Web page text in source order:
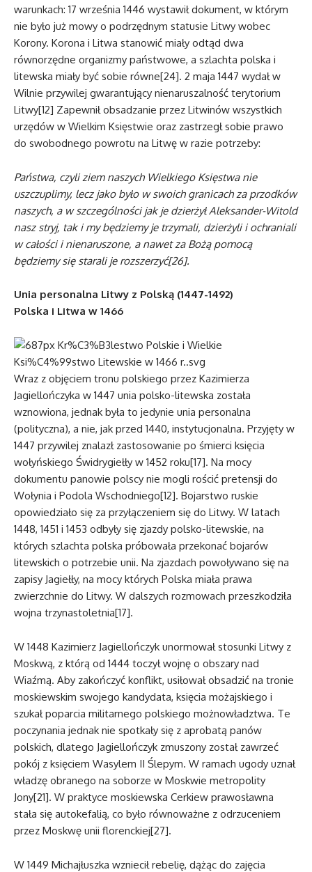
warunkach: 17 września 1446 wystawił dokument, w którym
nie było już mowy o podrzędnym statusie Litwy wobec
Korony. Korona i Litwa stanowić miały odtąd dwa
równorzędne organizmy państwowe, a szlachta polska i
litewska miały być sobie równe[24]. 2 maja 1447 wydał w
Wilnie przywilej gwarantujący nienaruszalność terytorium
Litwy[12] Zapewnił obsadzanie przez Litwinów wszystkich
urzędów w Wielkim Księstwie oraz zastrzegł sobie prawo
do swobodnego powrotu na Litwę w razie potrzeby:
Państwa, czyli ziem naszych Wielkiego Księstwa nie
uszczuplimy, lecz jako było w swoich granicach za przodków
naszych, a w szczególności jak je dzierżył Aleksander-Witold
nasz stryj, tak i my będziemy je trzymali, dzierżyli i ochraniali
w całości i nienaruszone, a nawet za Bożą pomocą
będziemy się starali je rozszerzyć[26].
Unia personalna Litwy z Polską (1447-1492)
Polska i Litwa w 1466
Wraz z objęciem tronu polskiego przez Kazimierza
Jagiellończyka w 1447 unia polsko-litewska została
wznowiona, jednak była to jedynie unia personalna
(polityczna), a nie, jak przed 1440, instytucjonalna. Przyjęty w
1447 przywilej znalazł zastosowanie po śmierci księcia
wołyńskiego Świdrygiełły w 1452 roku[17]. Na mocy
dokumentu panowie polscy nie mogli rościć pretensji do
Wołynia i Podola Wschodniego[12]. Bojarstwo ruskie
opowiedziało się za przyłączeniem się do Litwy. W latach
1448, 1451 i 1453 odbyły się zjazdy polsko-litewskie, na
których szlachta polska próbowała przekonać bojarów
litewskich o potrzebie unii. Na zjazdach powoływano się na
zapisy Jagiełły, na mocy których Polska miała prawa
zwierzchnie do Litwy. W dalszych rozmowach przeszkodziła
wojna trzynastoletnia[17].
W 1448 Kazimierz Jagiellończyk unormował stosunki Litwy z
Moskwą, z którą od 1444 toczył wojnę o obszary nad
Wiaźmą. Aby zakończyć konflikt, usiłował obsadzić na tronie
moskiewskim swojego kandydata, księcia możajskiego i
szukał poparcia militarnego polskiego możnowładztwa. Te
poczynania jednak nie spotkały się z aprobatą panów
polskich, dlatego Jagiellończyk zmuszony został zawrzeć
pokój z księciem Wasylem II Ślepym. W ramach ugody uznał
władzę obranego na soborze w Moskwie metropolity
Jony[21]. W praktyce moskiewska Cerkiew prawosławna
stała się autokefalią, co było równoważne z odrzuceniem
przez Moskwę unii florenckiej[27].
W 1449 Michajłuszka wzniecił rebelię, dążąc do zajęcia